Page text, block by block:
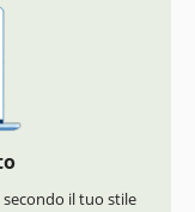
il tuo stile